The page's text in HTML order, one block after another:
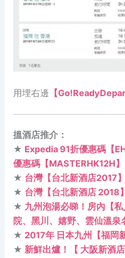
用埋右邊 【
搵酒店推介：
★ Expedia 91折優惠碼【
優惠碼【MASTERHK12H】
★ 台灣【台北新酒店2017
★ 台灣【台北新酒店 2018
★ 九州泡湯必睇！房內【
院、黑川、嬉野、雲仙溫泉
★2017年 日本九州【福岡
★新鮮出爐！【 大阪新酒